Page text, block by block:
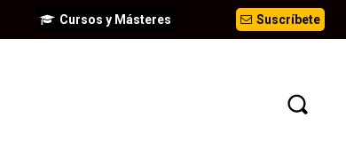
Suscríbete
Cursos y Másteres